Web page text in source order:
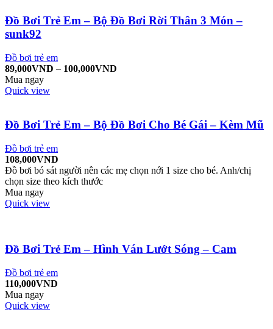
Đồ Bơi Trẻ Em – Bộ Đồ Bơi Rời Thân 3 Món –
sunk92
Đồ bơi trẻ em
89,000VND – 100,000VND
Mua ngay
Quick view
Đồ Bơi Trẻ Em – Bộ Đồ Bơi Cho Bé Gái – Kèm Mũ
Đồ bơi trẻ em
108,000VND
Đồ bơi bó sát người nên các mẹ chọn nới 1 size cho bé. Anh/chị
chọn size theo kích thước
Mua ngay
Quick view
Đồ Bơi Trẻ Em – Hình Ván Lướt Sóng – Cam
Đồ bơi trẻ em
110,000VND
Mua ngay
Quick view